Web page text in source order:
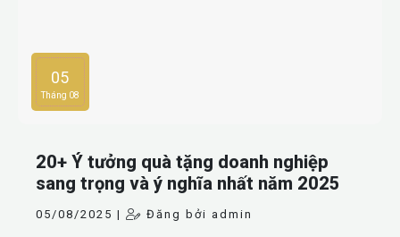
05
Tháng 08
20+ Ý tưởng quà tặng doanh nghiệp
sang trọng và ý nghĩa nhất năm 2025
05/08/2025 | Đăng bởi admin